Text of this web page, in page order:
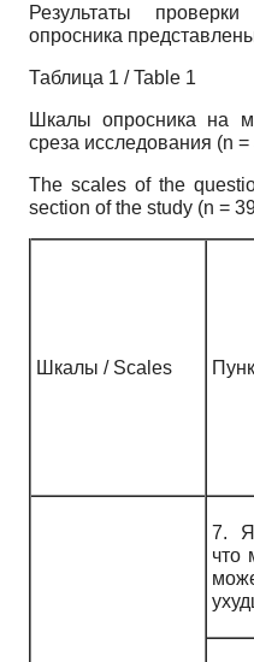
Результаты проверки
опросника
Таблица 1 / Table 1
Шкалы опросника на
среза исследования (n =
The scales of the
section of the study (n =
Шкалы / Scales
7. Я
что